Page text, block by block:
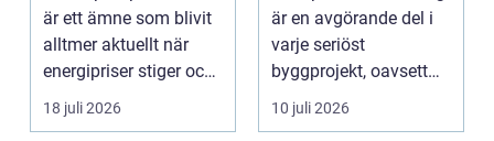
fastigheter
är ett ämne som blivit
alltmer aktuellt när
energipriser stiger och
fler vill sän...
18 juli 2026
är en avgörande del i
varje seriöst
byggprojekt, oavsett
om det handlar om en
10 juli 2026